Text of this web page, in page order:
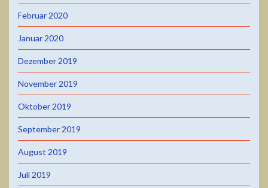
Februar 2020
Januar 2020
Dezember 2019
November 2019
Oktober 2019
September 2019
August 2019
Juli 2019